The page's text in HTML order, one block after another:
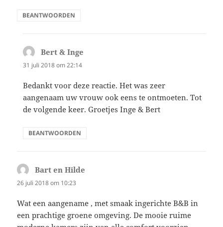
BEANTWOORDEN
Bert & Inge
31 juli 2018 om 22:14
Bedankt voor deze reactie. Het was zeer
aangenaam uw vrouw ook eens te ontmoeten. Tot
de volgende keer. Groetjes Inge & Bert
BEANTWOORDEN
Bart en Hilde
26 juli 2018 om 10:23
Wat een aangename , met smaak ingerichte B&B in
een prachtige groene omgeving. De mooie ruime